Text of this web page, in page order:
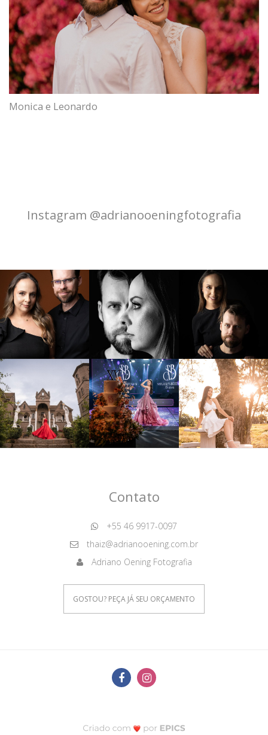
Monica e Leonardo
Instagram @adrianooeningfotografia
Contato
+55 46 9917-0097
thaiz@adrianooening.com.br
Adriano Oening Fotografia
GOSTOU? PEÇA JÁ SEU ORÇAMENTO